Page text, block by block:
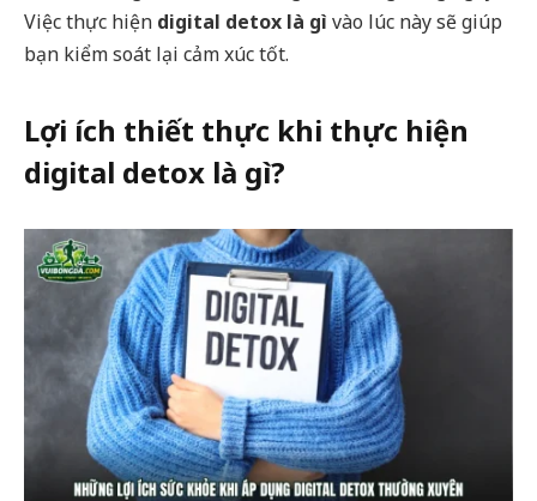
Việc thực hiện digital detox là gì vào lúc này sẽ giúp
bạn kiểm soát lại cảm xúc tốt.
Lợi ích thiết thực khi thực hiện
digital detox là gì?